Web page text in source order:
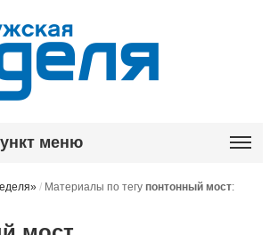
меню
/ Материалы по тегупонтонный мост: